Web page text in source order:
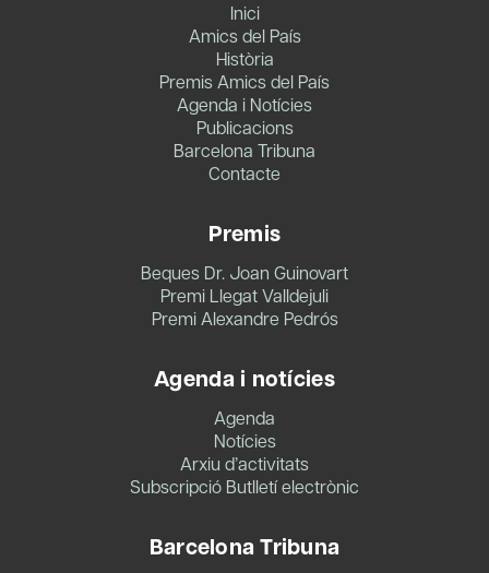
Inici
Amics del País
Història
Premis Amics del País
Agenda i Notícies
Publicacions
Barcelona Tribuna
Contacte
Premis
Beques Dr. Joan Guinovart
Premi Llegat Valldejuli
Premi Alexandre Pedrós
Agenda i notícies
Agenda
Notícies
Arxiu d’activitats
Subscripció Butlletí electrònic
Barcelona Tribuna